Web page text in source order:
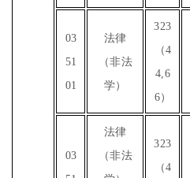
03
51
01
法律
（非法
学）
323
（4
4,6
6）
03
法律
（非法
323
（4